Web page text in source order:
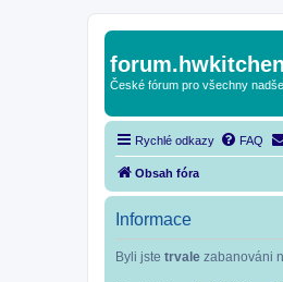
České fórum pro všechny
Rychlé odkazy FAQ
Obsah fóra
Informace
Byli jste trvale zabanováni